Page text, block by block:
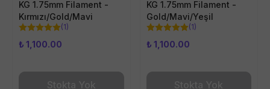
KG 1.75mm Filament -
Kırmızı/Gold/Mavi
(1)
₺ 1,100.00
Stokta Yok
KG 1.75mm Filament -
Gold/Mavi/Yeşil
(1)
₺ 1,100.00
Stokta Yok